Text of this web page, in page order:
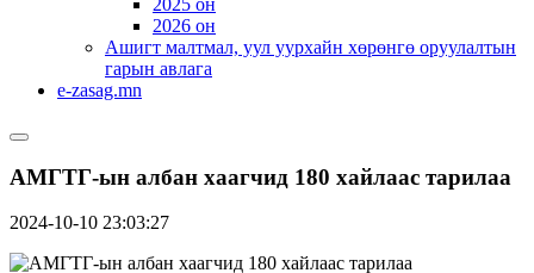
2025 он
2026 он
Ашигт малтмал, уул уурхайн хөрөнгө оруулалтын
гарын авлага
e-zasag.mn
АМГТГ-ын албан хаагчид 180 хайлаас тарилаа
2024-10-10 23:03:27